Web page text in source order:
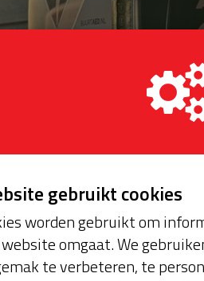
bijna en moet worden
door middel van een
gebruikt cookies
worden gebruikt om
omgaat. We
te verbeteren, te